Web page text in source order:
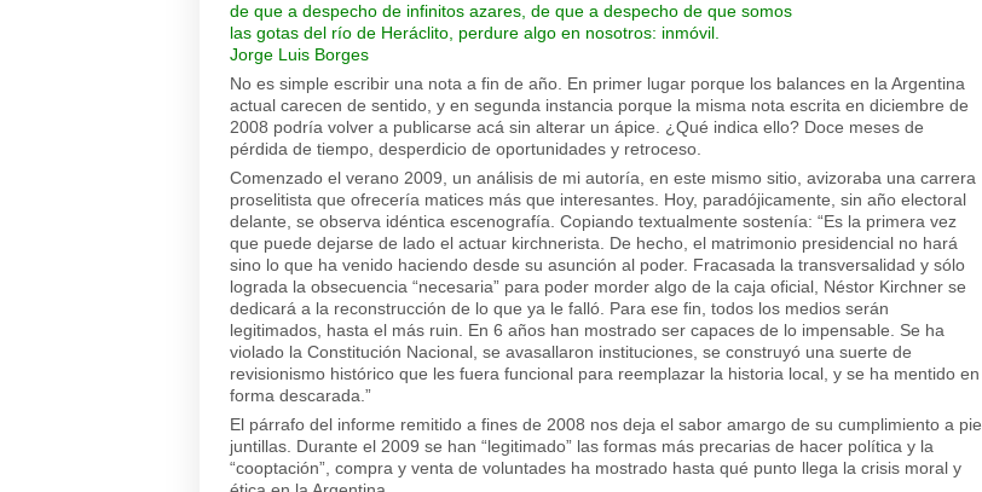
de que a despecho de infinitos azares, de que a despecho de que somos
las gotas del río de Heráclito, perdure algo en nosotros: inmóvil.
Jorge Luis Borges
No es simple escribir una nota a fin de año. En primer lugar porque los balances en la Argentina
actual carecen de sentido, y en segunda instancia porque la misma nota escrita en diciembre de
2008 podría volver a publicarse acá sin alterar un ápice. ¿Qué indica ello? Doce meses de
pérdida de tiempo, desperdicio de oportunidades y retroceso.
Comenzado el verano 2009, un análisis de mi autoría, en este mismo sitio, avizoraba una carrera
proselitista que ofrecería matices más que interesantes. Hoy, paradójicamente, sin año electoral
delante, se observa idéntica escenografía. Copiando textualmente sostenía: “Es la primera vez
que puede dejarse de lado el actuar kirchnerista. De hecho, el matrimonio presidencial no hará
sino lo que ha venido haciendo desde su asunción al poder. Fracasada la transversalidad y sólo
lograda la obsecuencia “necesaria” para poder morder algo de la caja oficial, Néstor Kirchner se
dedicará a la reconstrucción de lo que ya le falló. Para ese fin, todos los medios serán
legitimados, hasta el más ruin. En 6 años han mostrado ser capaces de lo impensable. Se ha
violado la Constitución Nacional, se avasallaron instituciones, se construyó una suerte de
revisionismo histórico que les fuera funcional para reemplazar la historia local, y se ha mentido en
forma descarada.”
El párrafo del informe remitido a fines de 2008 nos deja el sabor amargo de su cumplimiento a pie
juntillas. Durante el 2009 se han “legitimado” las formas más precarias de hacer política y la
“cooptación”, compra y venta de voluntades ha mostrado hasta qué punto llega la crisis moral y